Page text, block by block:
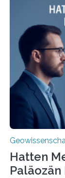
Stoffkreislauf
mit dem Titel
&
neu, um zu
Systemen
transportiert
Hatten
Paläozän